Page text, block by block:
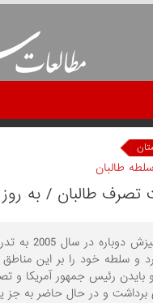
طالبان
طالبان / به
طالبان
بایدن رئیس جمهور آمریکا و
برداشت و در حال حاضر به جز